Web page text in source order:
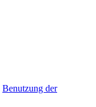
Benutzung der